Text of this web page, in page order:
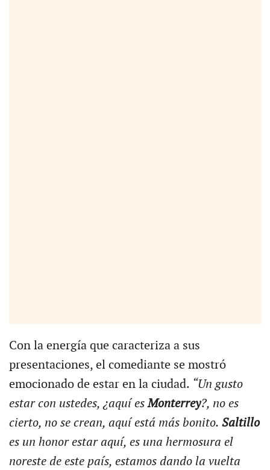
Con la energía que caracteriza a sus
presentaciones, el comediante se mostró
emocionado de estar en la ciudad. “Un gusto
estar con ustedes, ¿aquí esMonterrey?, no es
cierto, no se crean, aquí está más bonito. Saltillo
es un honor estar aquí, es una hermosura el
noreste de este país, estamos dando la vuelta